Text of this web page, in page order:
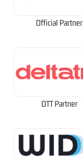
Official Partner
OTT Partner